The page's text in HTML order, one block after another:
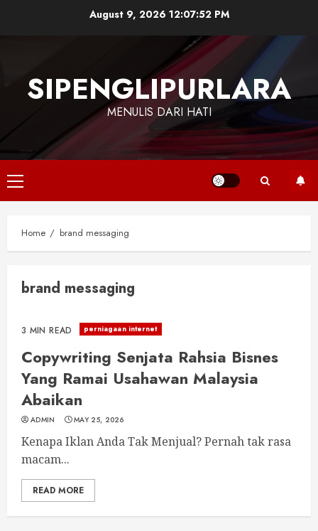
August 9, 2026 12:07:52 PM
SIPENGLIPURLARA
MENULIS DARI HATI
Primary
Menu
Home brand messaging
brand messaging
3 MIN READ perniagaan internet
Copywriting Senjata Rahsia Bisnes
Yang Ramai Usahawan Malaysia
Abaikan
ADMIN MAY 25, 2026
Kenapa Iklan Anda Tak Menjual? Pernah tak rasa
macam...
READ MORE